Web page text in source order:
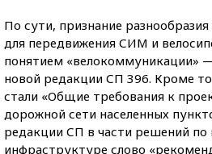
По сути, признание
для передвижения СИМ и
понятием «велокоммуникации»
новой редакции СП 396. Кроме
стали «Общие требования к
дорожной сети населенных
редакции СП в части решений по
инфраструктуре слово